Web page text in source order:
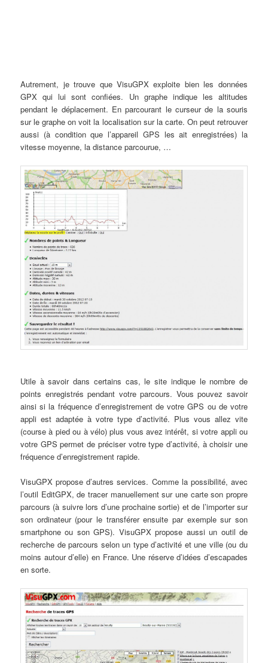
Autrement, je trouve que VisuGPX exploite bien les données
GPX qui lui sont confiées. Un graphe indique les altitudes
pendant le déplacement. En parcourant le curseur de la souris
sur le graphe on voit la localisation sur la carte. On peut retrouver
aussi (à condition que l’appareil GPS les ait enregistrées) la
vitesse moyenne, la distance parcourue, …
Utile à savoir dans certains cas, le site indique le nombre de
points enregistrés pendant votre parcours. Vous pouvez savoir
ainsi si la fréquence d’enregistrement de votre GPS ou de votre
appli est adaptée à votre type d’activité. Plus vous allez vite
(course à pied ou à vélo) plus vous avez intérêt, si votre appli ou
votre GPS permet de préciser votre type d’activité, à choisir une
fréquence d’enregistrement rapide.
VisuGPX propose d’autres services. Comme la possibilité, avec
l’outil EditGPX, de tracer manuellement sur une carte son propre
parcours (à suivre lors d’une prochaine sortie) et de l’importer sur
son ordinateur (pour le transférer ensuite par exemple sur son
smartphone ou son GPS). VisuGPX propose aussi un outil de
recherche de parcours selon un type d’activité et une ville (ou du
moins autour d’elle) en France. Une réserve d’idées d’escapades
en sorte.